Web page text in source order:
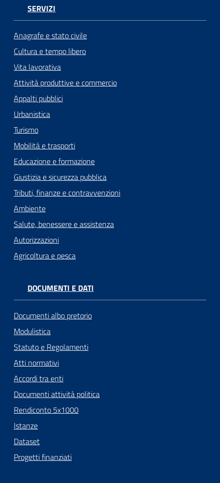
SERVIZI
Anagrafe e stato civile
Cultura e tempo libero
Vita lavorativa
Attività produttive e commercio
Appalti pubblici
Urbanistica
Turismo
Mobilità e trasporti
Educazione e formazione
Giustizia e sicurezza pubblica
Tributi, finanze e contravvenzioni
Ambiente
Salute, benessere e assistenza
Autorizzazioni
Agricoltura e pesca
DOCUMENTI E DATI
Documenti albo pretorio
Modulistica
Statuto e Regolamenti
Atti normativi
Accordi tra enti
Documenti attività politica
Rendiconto 5x1000
Istanze
Dataset
Progetti finanziati